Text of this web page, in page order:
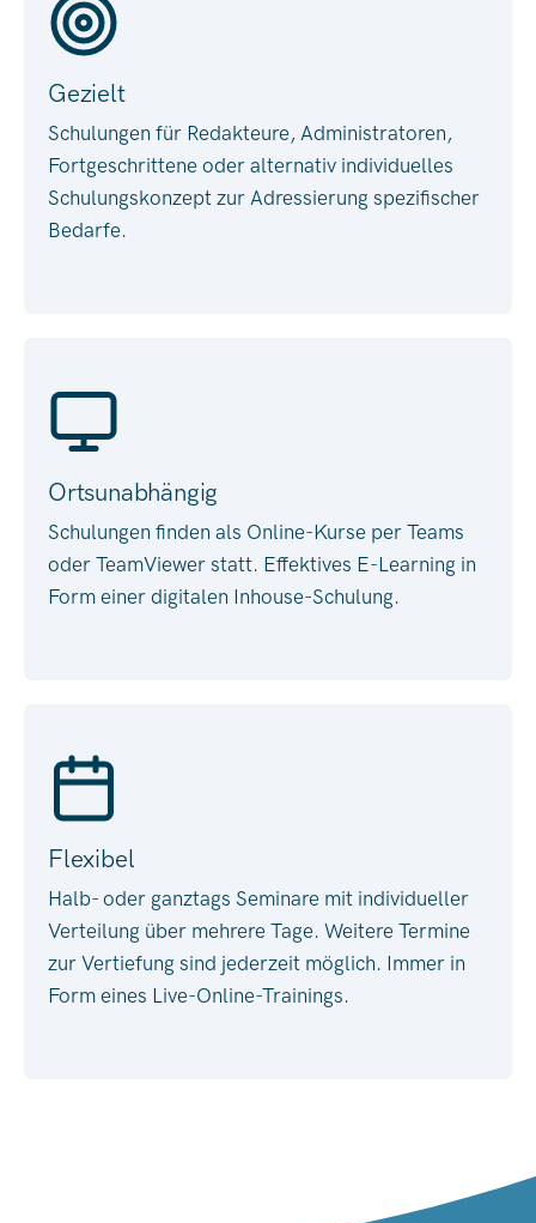
Gezielt
Schulungen für Redakteure, Administratoren,
Fortgeschrittene oder alternativ individuelles
Schulungskonzept zur Adressierung spezifischer
Bedarfe.
Ortsunabhängig
Schulungen finden als Online-Kurse per Teams
oder TeamViewer statt. Effektives E-Learning in
Form einer digitalen Inhouse-Schulung.
Flexibel
Halb- oder ganztags Seminare mit individueller
Verteilung über mehrere Tage. Weitere Termine
zur Vertiefung sind jederzeit möglich. Immer in
Form eines Live-Online-Trainings.